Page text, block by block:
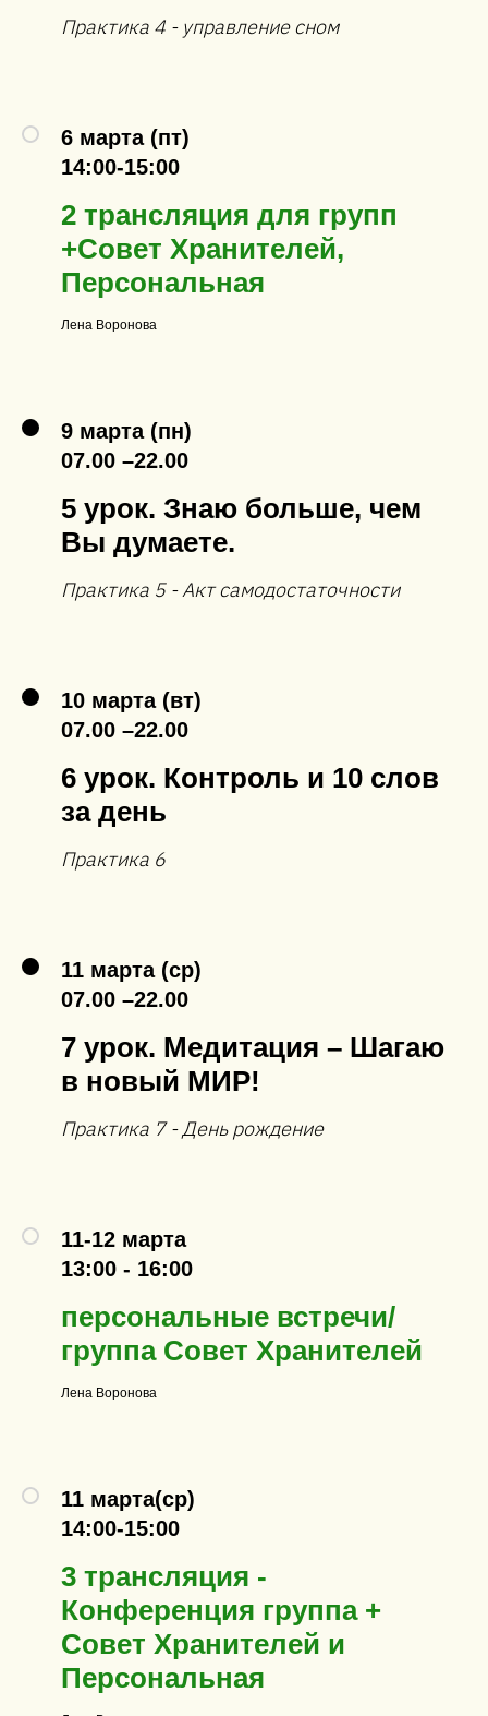
Практика 4 - управление сном
6 марта (пт)
14:00-15:00
2 трансляция для групп
+Совет Хранителей,
Персональная
Лена Воронова
9 марта (пн)
07.00 –22.00
5 урок. Знаю больше, чем
Вы думаете.
Практика 5 - Акт самодостаточности
10 марта (вт)
07.00 –22.00
6 урок. Контроль и 10 слов
за день
Практика 6
11 марта (ср)
07.00 –22.00
7 урок. Медитация – Шагаю
в новый МИР!
Практика 7 - День рождение
11-12 марта
13:00 - 16:00
персональные встречи/
группа Совет Хранителей
Лена Воронова
11 марта(ср)
14:00-15:00
3 трансляция -
Конференция группа +
Совет Хранителей и
Персональная